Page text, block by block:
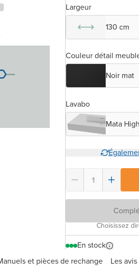
Largeur
130 cm
Couleur détail
Noir mat
Lavabo
Mata
Choisissez
En stock
et pièces de rechange
Les